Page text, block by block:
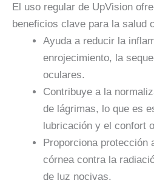
El uso regular de UpVision
beneficios clave para la salud
Ayuda a reducir la
enrojecimiento, la
oculares.
Contribuye a la
de lágrimas, lo que es
lubricación y el confort
Proporciona protección
córnea contra la
de luz nocivas.